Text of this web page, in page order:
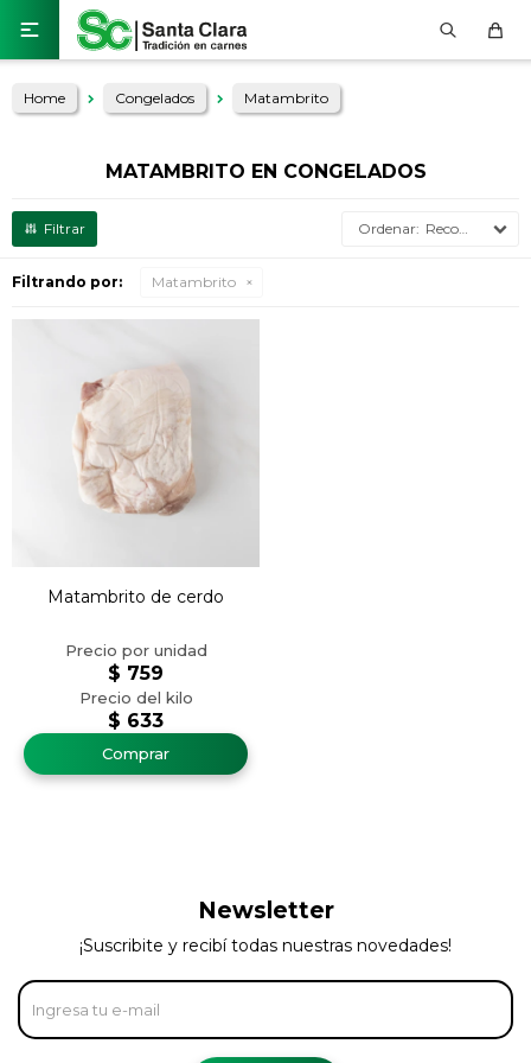

Home Congelados Matambrito
MATAMBRITO EN CONGELADOS
Recomendados
Filtrando por: Matambrito
Matambrito de cerdo
$ 633
$ 759
Newsletter
¡Suscribite y recibí todas nuestras novedades!